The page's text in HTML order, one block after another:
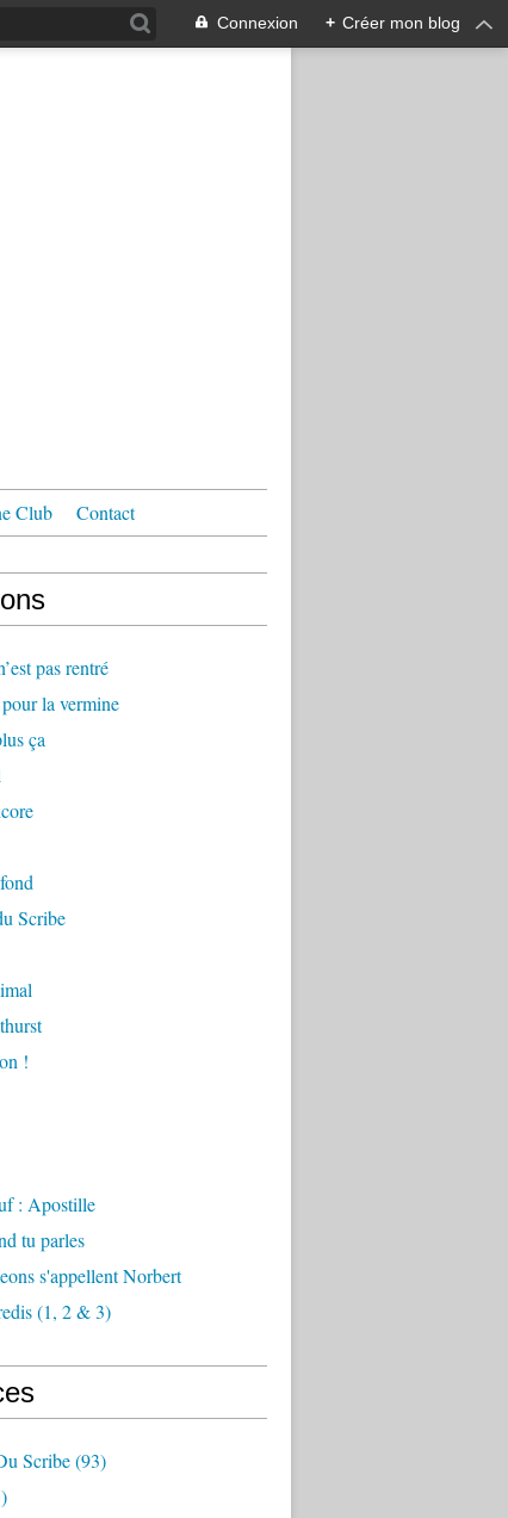
Connexion + Créer mon blog
Club Contact
pas rentré
la vermine
ça
Scribe
!
: Apostille
tu parles
s'appellent Norbert
(1, 2 & 3)
Scribe(93)